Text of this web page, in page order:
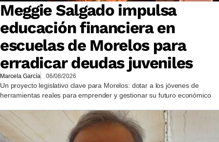
Meggie Salgado impulsa
educación financiera en
escuelas de Morelos para
erradicar deudas juveniles
Marcela García 06/08/2026
Un proyecto legislativo clave para Morelos: dotar a los jóvenes de
herramientas reales para emprender y gestionar su futuro económico